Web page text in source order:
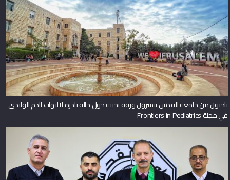
باحثون من جامعة القدس ينشرون ورقة بحثية حول حالة نادرة لالتهاب الدم الوليدي
في مجلة Frontiers in Pediatrics